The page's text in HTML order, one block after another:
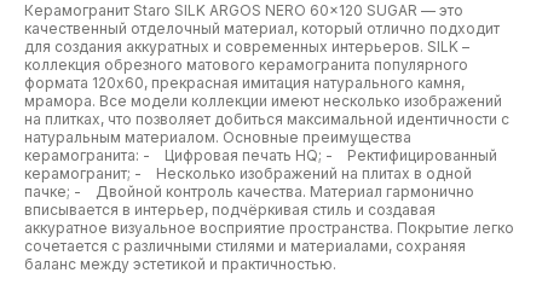
Керамогранит Staro SILK ARGOS NERO 60x120 SUGAR — это
качественный отделочный материал, который отлично подходит
для создания аккуратных и современных интерьеров. SILK –
коллекция обрезного матового керамогранита популярного
формата 120х60, прекрасная имитация натурального камня,
мрамора. Все модели коллекции имеют несколько изображений
на плитках, что позволяет добиться максимальной идентичности с
натуральным материалом. Основные преимущества
керамогранита: - Цифровая печать HQ; - Ректифицированный
керамогранит; - Несколько изображений на плитах в одной
пачке; - Двойной контроль качества. Материал гармонично
вписывается в интерьер, подчёркивая стиль и создавая
аккуратное визуальное восприятие пространства. Покрытие легко
сочетается с различными стилями и материалами, сохраняя
баланс между эстетикой и практичностью.